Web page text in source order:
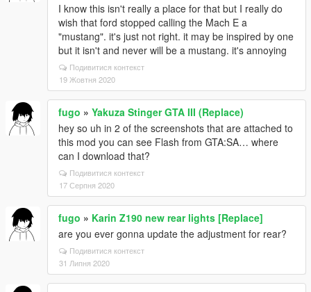
I know this isn't really a place for that but I really do
wish that ford stopped calling the Mach E a
"mustang". it's just not right. it may be inspired by one
but it isn't and never will be a mustang. it's annoying
Подивитися контекст
19 Жовтня 2020
fugo » Yakuza Stinger GTA III (Replace)
hey so uh in 2 of the screenshots that are attached to
this mod you can see Flash from GTA:SA… where
can I download that?
Подивитися контекст
17 Серпня 2020
fugo » Karin Z190 new rear lights [Replace]
are you ever gonna update the adjustment for rear?
Подивитися контекст
31 Липня 2020